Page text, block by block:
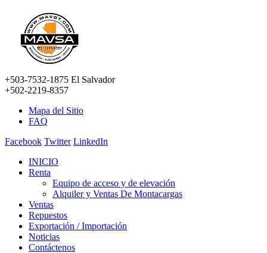
+503-7532-1875 El Salvador
+502-2219-8357
Mapa del Sitio
FAQ
Facebook Twitter LinkedIn
INICIO
Renta
Equipo de acceso y de elevación
Alquiler y Ventas De Montacargas
Ventas
Repuestos
Exportación / Importación
Noticias
Contáctenos